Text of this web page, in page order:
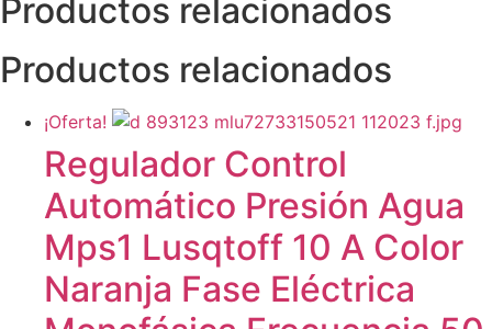
Productos relacionados
Productos relacionados
¡Oferta!
Regulador Control
Automático Presión Agua
Mps1 Lusqtoff 10 A Color
Naranja Fase Eléctrica